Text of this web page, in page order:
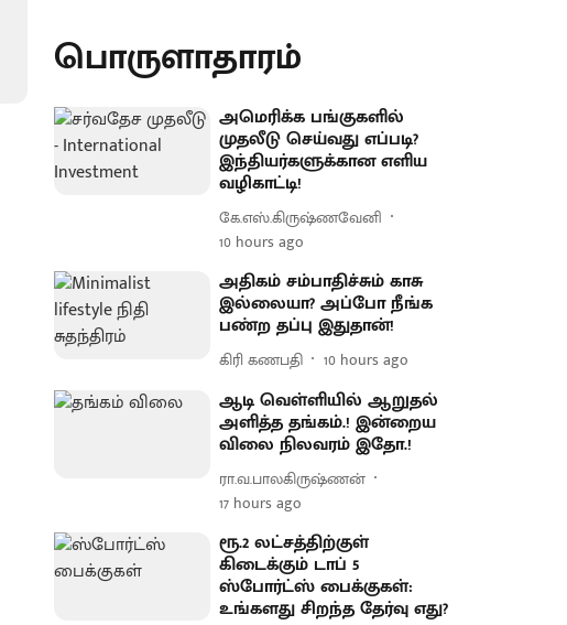
பொருளாதாரம்
அமெரிக்க பங்குகளில்
முதலீடு செய்வது எப்படி?
இந்தியர்களுக்கான எளிய
வழிகாட்டி!
கே.எஸ்.கிருஷ்ணவேனி
10 hours ago
அதிகம் சம்பாதிச்சும் காசு
இல்லையா? அப்போ நீங்க
பண்ற தப்பு இதுதான்!
கிரி கணபதி 10 hours ago
ஆடி வெள்ளியில் ஆறுதல்
அளித்த தங்கம்.! இன்றைய
விலை நிலவரம் இதோ.!
ரா.வ.பாலகிருஷ்ணன்
17 hours ago
ரூ.2 லட்சத்திற்குள்
கிடைக்கும் டாப் 5
ஸ்போர்ட்ஸ் பைக்குகள்:
உங்களது சிறந்த தேர்வு எது?